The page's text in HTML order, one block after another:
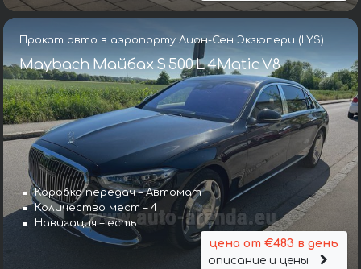
Прокат авто в аэропорту Лион-Сен Экзюпери (LYS)
Maybach Майбах S 500 L 4Matic V8
Коробка передач – Автомат
Количество мест – 4
Навигация – есть
цена от €483 в день
описание и цены